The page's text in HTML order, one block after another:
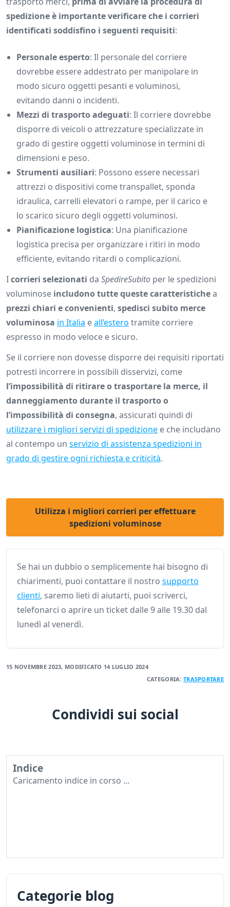
spedizione è importante verificare che i corrieri
identificati soddisfino i seguenti requisiti:
Personale esperto: Il personale del corriere
dovrebbe essere addestrato per manipolare in
modo sicuro oggetti pesanti e voluminosi,
evitando danni o incidenti.
Mezzi di trasporto adeguati: Il corriere dovrebbe
disporre di veicoli o attrezzature specializzate in
grado di gestire oggetti voluminose in termini di
dimensioni e peso.
Strumenti ausiliari: Possono essere necessari
attrezzi o dispositivi come transpallet, sponda
idraulica, carrelli elevatori o rampe, per il carico e
lo scarico sicuro degli oggetti voluminosi.
Pianificazione logistica: Una pianificazione
logistica precisa per organizzare i ritiri in modo
efficiente, evitando ritardi o complicazioni.
Icorrieri selezionati da SpedireSubito per le spedizioni
voluminose includono tutte queste caratteristichea
prezzi chiari e convenienti, spedisci subito merce
voluminosa in Italia eall’estero tramite corriere
espresso in modo veloce e sicuro.
Se il corriere non dovesse disporre dei requisiti riportati
potresti incorrere in possibili disservizi, come
l’impossibilità di ritirare o trasportare la merce, il
danneggiamento durante il trasporto o
l’impossibilità di consegna, assicurati quindi di
utilizzare i migliori servizi di spedizione e che includano
al contempo un servizio di assistenza spedizioni in
grado di gestire ogni richiesta e criticità.
Utilizza i migliori corrieri per effettuare
spedizioni voluminose
Se hai un dubbio o semplicemente hai bisogno di
chiarimenti, puoi contattare il nostro supporto
clienti, saremo lieti di aiutarti, puoi scriverci,
telefonarci o aprire un ticket dalle 9 alle 19.30 dal
lunedì al venerdì.
15 NOVEMBRE 2023, MODIFICATO 14 LUGLIO 2024
CATEGORIA: TRASPORTARE
Condividi sui social
Indice
Caricamento indice in corso ...
Categorie blog